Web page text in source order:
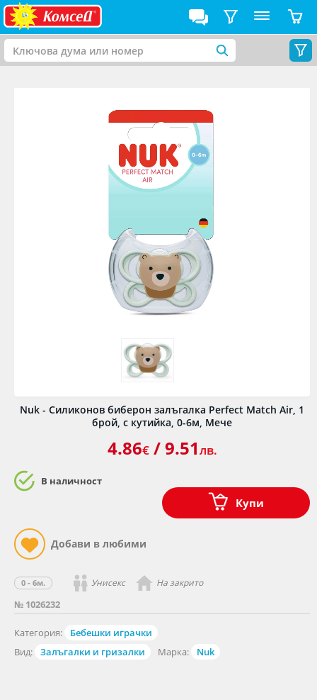
Nuk - Силиконов биберон залъгалка Perfect Match Air, 1
брой, с кутийка, 0-6м, Мече
№ 1026232
Категория:
Бебешки играчки
Вид:
Залъгалки и гризалки Марка: Nuk
0 - 6м. Унисекс На закрито
4.86€/ 9.51лв.
В наличност
Купи